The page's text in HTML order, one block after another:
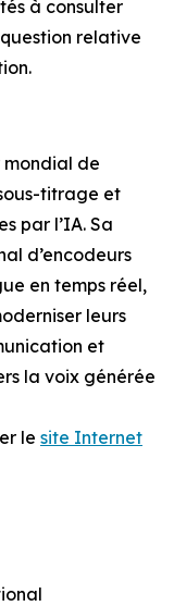
à consulter
relative
mondial de
titrage et
par l’IA. Sa
d’encodeurs
en temps réel,
leurs
et
la voix générée
le site Internet